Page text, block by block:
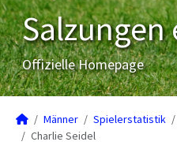
Salzungen
Offizielle Homepage
Männer Spielerstatistik
Charlie Seidel